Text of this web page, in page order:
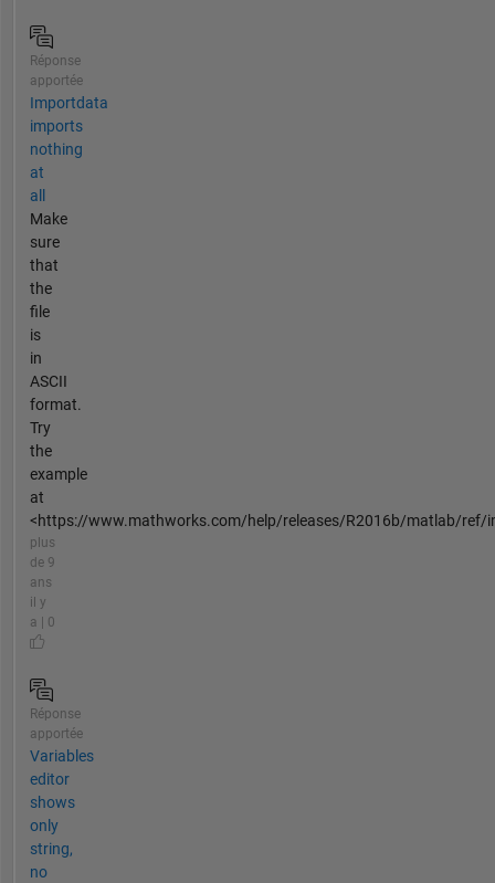
Réponse
apportée
Importdata
imports
nothing
at
all
Make
sure
that
the
file
is
in
ASCII
format.
Try
the
example
at
<https://www.mathworks.com/help/releases/R2016b/matlab/ref/
plus
de 9
ans
il y
a | 0
Réponse
apportée
Variables
editor
shows
only
string,
no